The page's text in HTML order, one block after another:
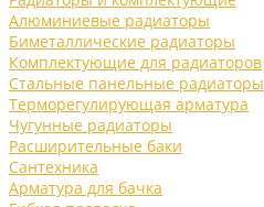
Алюминиевые радиаторы
Биметаллические радиаторы
Комплектующие для радиаторов
Стальные панельные радиаторы
Терморегулирующая арматура
Чугунные радиаторы
Расширительные баки
Сантехника
Арматура для бачка